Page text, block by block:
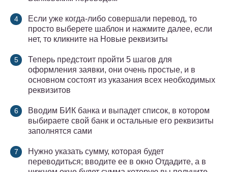
Если уже когда-либо совершали перевод, то
просто выберете шаблон и нажмите далее, если
нет, то кликните на Новые реквизиты
Теперь предстоит пройти 5 шагов для
оформления заявки, они очень простые, и в
основном состоят из указания всех необходимых
реквизитов
Вводим БИК банка и выпадет список, в котором
выбираете свой банк и остальные его реквизиты
заполнятся сами
Нужно указать сумму, которая будет
переводиться; вводите ее в окно Отдадите, а в